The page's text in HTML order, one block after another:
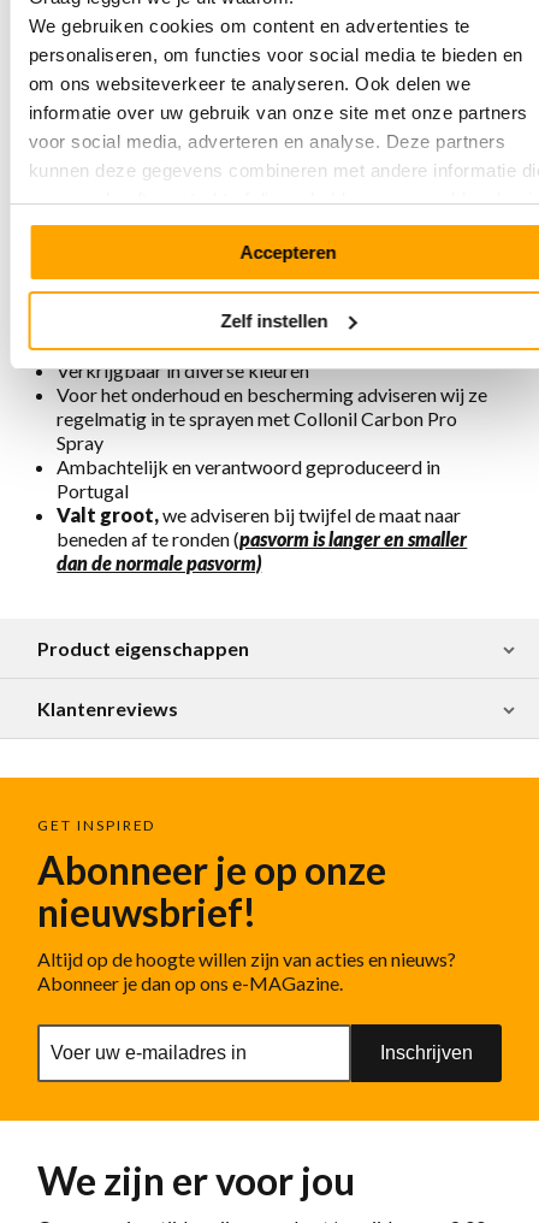
We gebruiken cookies om content en advertenties te
personaliseren, om functies voor social media te bieden en
om ons websiteverkeer te analyseren. Ook delen we
informatie over uw gebruik van onze site met onze partners
voor social media, adverteren en analyse. Deze partners
kunnen deze gegevens combineren met andere informatie
u aan ze heeft verstrekt of die ze hebben verzameld op
van uw gebruik van hun services.
Accepteren
Zelf instellen
Eigenschappen Empress 8013 Old
Rose
Gemaakt van stevig, gemakkelijk te onderhouden flex
leer
Penny-loafer met elastische inzetten op wreef voor
betere pasvorm
Hakhoogte 64 mm, zoolhoogte voor 24 mm, netto
hakhoogte 4 cm
Uitneembaar voetbed
Voering is chroomvrij, ademend, antistatisch en
antibacterieel
Verkrijgbaar in diverse kleuren
Voor het onderhoud en bescherming adviseren wij ze
regelmatig in te sprayen met Collonil Carbon Pro
Spray
Ambachtelijk en verantwoord geproduceerd in
Portugal
Valt groot,we adviseren bij twijfel de maat naar
beneden af te ronden (pasvorm is langer en smaller
dan de normale pasvorm)
Product eigenschappen
Klantenreviews
GET INSPIRED
Abonneer je op onze
nieuwsbrief!
Altijd op de hoogte willen zijn van acties en nieuws?
Abonneer je dan op ons e-MAGazine.
Inschrijven
We zijn er voor jou